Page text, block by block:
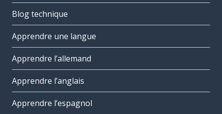
Blog technique
Apprendre une langue
Apprendre l’allemand
Apprendre l’anglais
Apprendre l’espagnol